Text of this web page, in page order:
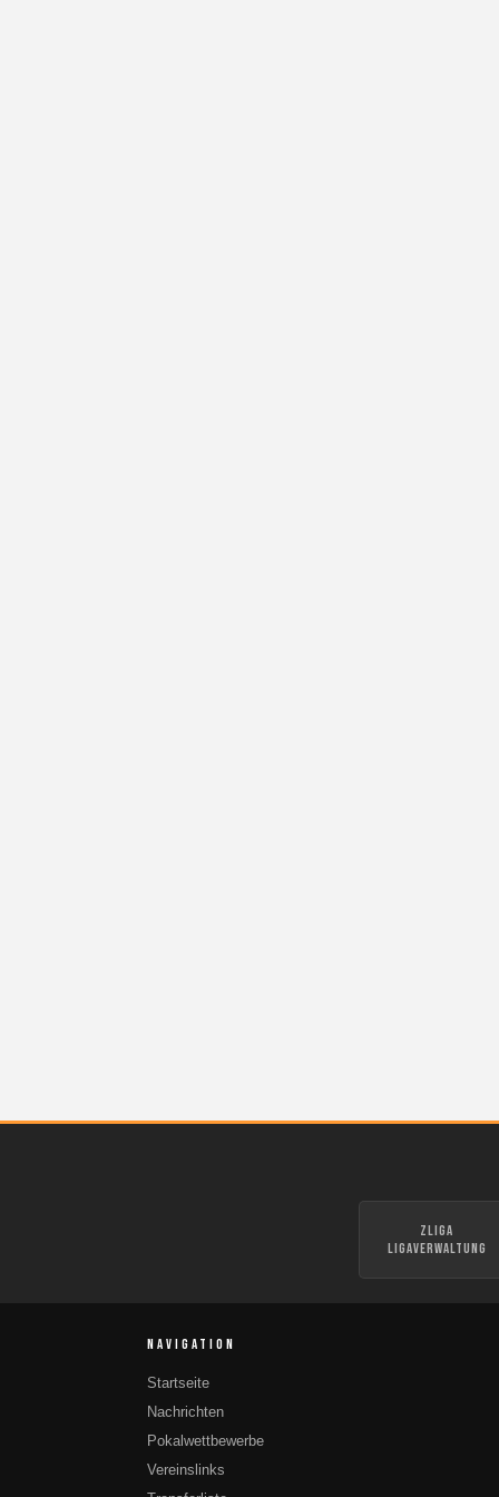
zLiga
Ligaverwaltung
NAVIGATION
Startseite
Nachrichten
Pokalwettbewerbe
Vereinslinks